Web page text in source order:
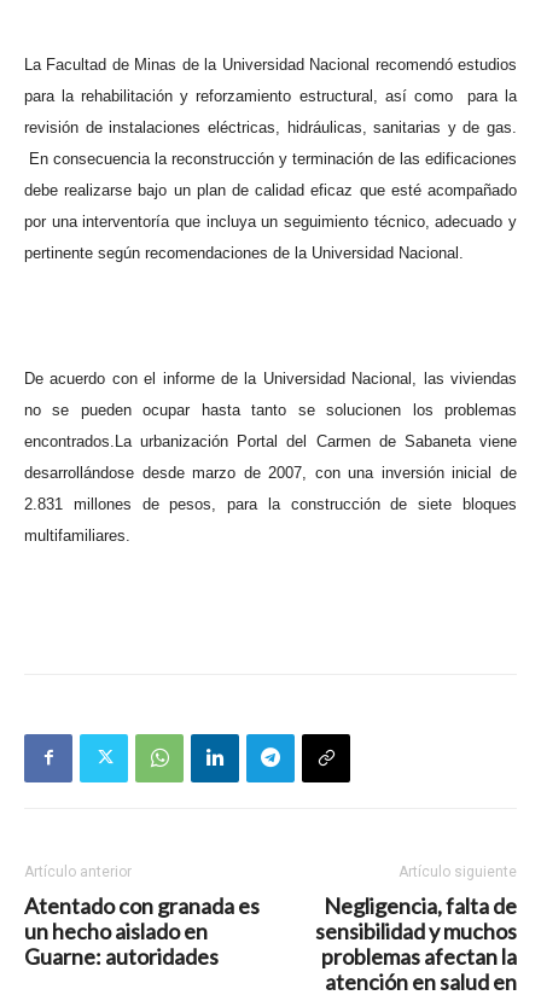
La Facultad de Minas de la Universidad Nacional recomendó estudios
para la rehabilitación y reforzamiento estructural, así como
para la
revisión de instalaciones eléctricas, hidráulicas, sanitarias y de gas.
En consecuencia la reconstrucción y terminación de las edificaciones
debe realizarse bajo un plan de calidad eficaz que esté acompañado
por una interventoría que incluya un seguimiento técnico, adecuado y
pertinente según recomendaciones de la Universidad Nacional.
De acuerdo con el informe de la Universidad Nacional, las viviendas
no se pueden ocupar hasta tanto se solucionen los problemas
encontrados. La urbanización Portal del Carmen de Sabaneta viene
desarrollándose desde marzo de 2007, con una inversión inicial de
2.831 millones de pesos, para la construcción de siete bloques
multifamiliares.
Artículo anterior
Atentado con granada es
un hecho aislado en
Guarne: autoridades
Artículo siguiente
Negligencia, falta de
sensibilidad y muchos
problemas afectan la
atención en salud en